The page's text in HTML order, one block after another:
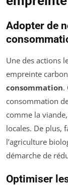
Adopter de
Une des actions
empreinte
consommation.
consommation
comme la
locales. De plus,
l’agriculture
démarche de
Optimiser